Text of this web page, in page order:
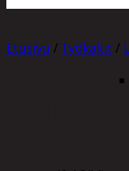
Etusivu / Työkalut /